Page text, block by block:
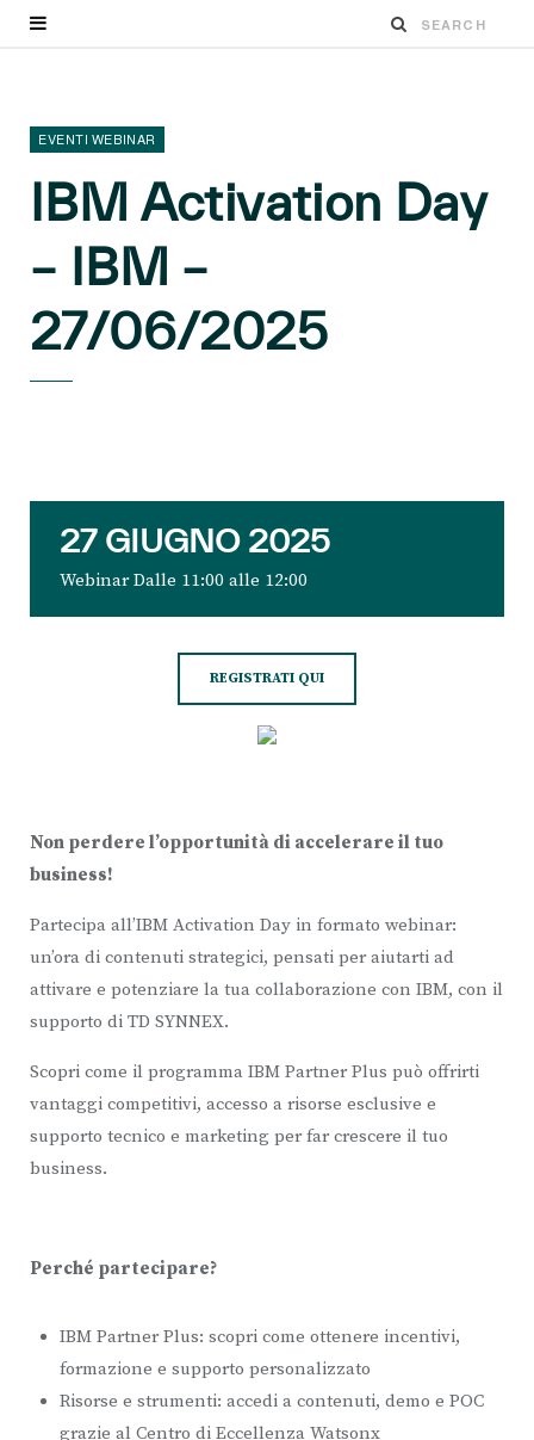
EVENTI WEBINAR
IBM Activation Day
– IBM –
27/06/2025
27 GIUGNO 2025
Webinar Dalle 11:00 alle 12:00
REGISTRATI QUI
Non perdere l’opportunità di accelerare il tuo
business!
Partecipa all’IBM Activation Day in formato webinar:
un’ora di contenuti strategici, pensati per aiutarti ad
attivare e potenziare la tua collaborazione con IBM, con il
supporto di TD SYNNEX.
Scopri come il programma IBM Partner Plus può offrirti
vantaggi competitivi, accesso a risorse esclusive e
supporto tecnico e marketing per far crescere il tuo
business.
Perché partecipare?
IBM Partner Plus: scopri come ottenere incentivi,
formazione e supporto personalizzato
Risorse e strumenti: accedi a contenuti, demo e POC
grazie al Centro di Eccellenza Watsonx